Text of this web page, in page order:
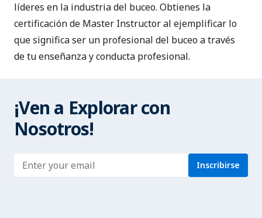
líderes en la industria del buceo. Obtienes la
certificación de Master Instructor al ejemplificar lo
que significa ser un profesional del buceo a través
de tu enseñanza y conducta profesional.
¡Ven a Explorar con
Nosotros!
Enter address Inscribirse